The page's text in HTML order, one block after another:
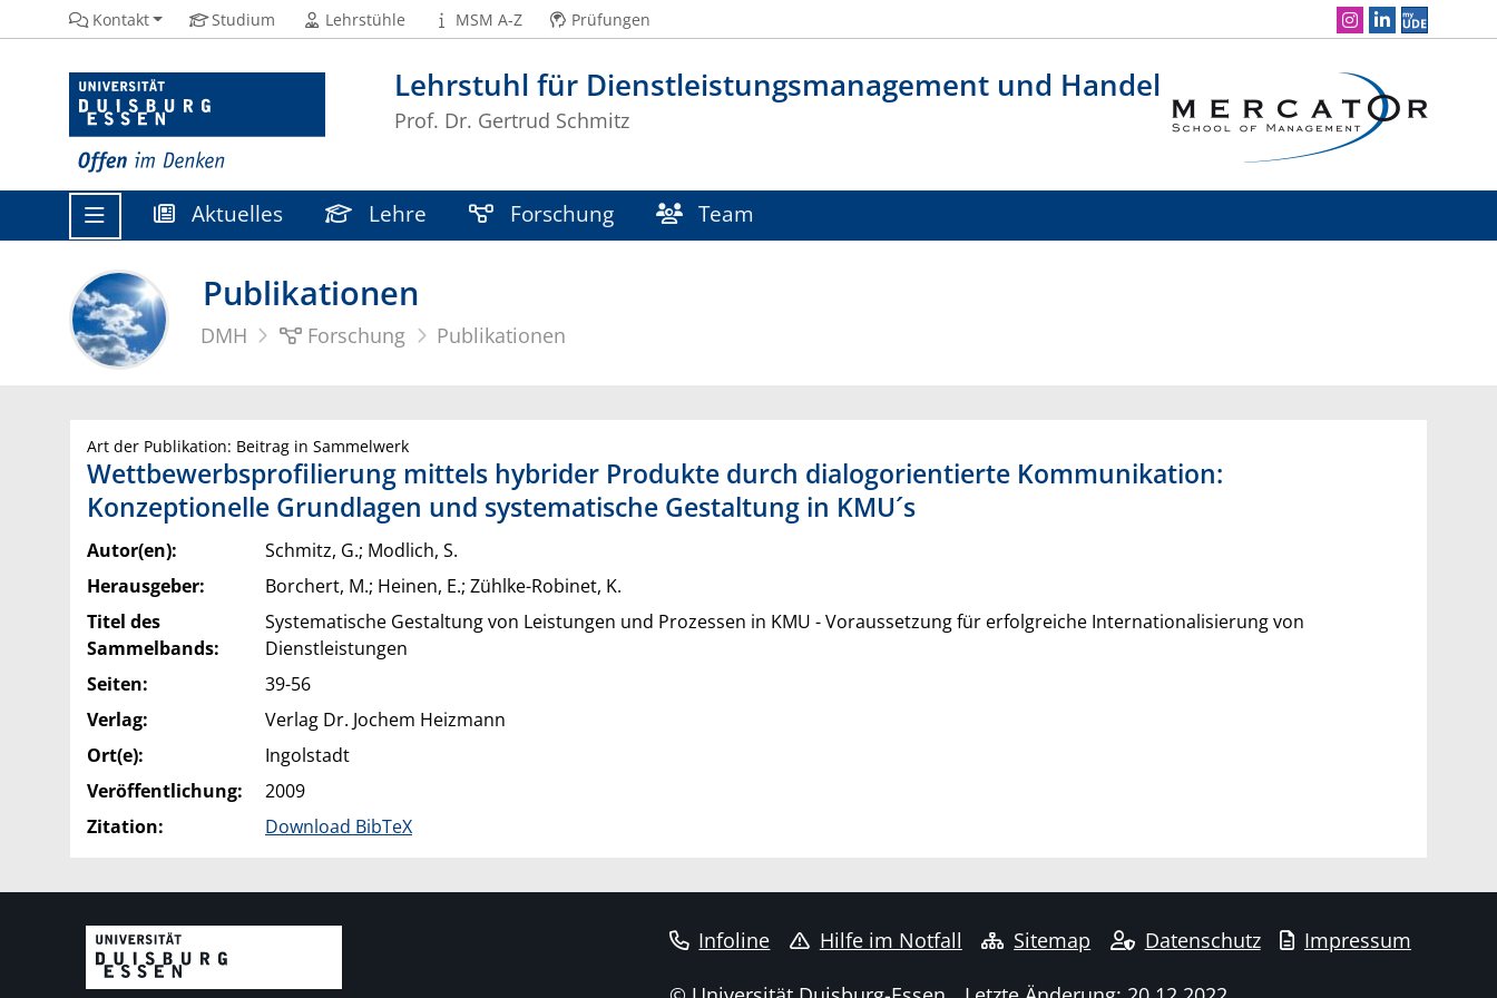
Lehrstuhl für Dienstleistungsmanagement und Handel
Prof. Dr. Gertrud Schmitz
Kontakt Studium Lehrstühle MSM A-Z Prüfungen Social Media Navigation
Aktuelles Lehre Forschung Team
Publikationen
DMH Forschung Publikationen
Art der Publikation: Beitrag in Sammelwerk
Wettbewerbsprofilierung mittels hybrider Produkte durch dialogorientierte Kommunikation:
Konzeptionelle Grundlagen und systematische Gestaltung in KMU´s
Autor(en):
Schmitz, G.; Modlich, S.
Herausgeber:
Borchert, M.; Heinen, E.; Zühlke-Robinet, K.
Titel des
Sammelbands:
Systematische Gestaltung von Leistungen und Prozessen in KMU - Voraussetzung für erfolgreiche Internationalisierung von
Dienstleistungen
Seiten:
39-56
Verlag:
Verlag Dr. Jochem Heizmann
Ort(e):
Ingolstadt
Veröffentlichung:
2009
Zitation:
Download BibTeX
Infoline Hilfe im Notfall Sitemap Datenschutz Impressum